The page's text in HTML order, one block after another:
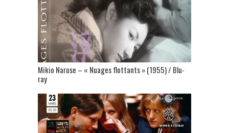
Mikio Naruse – « Nuages flottants » (1955) / Blu-
ray